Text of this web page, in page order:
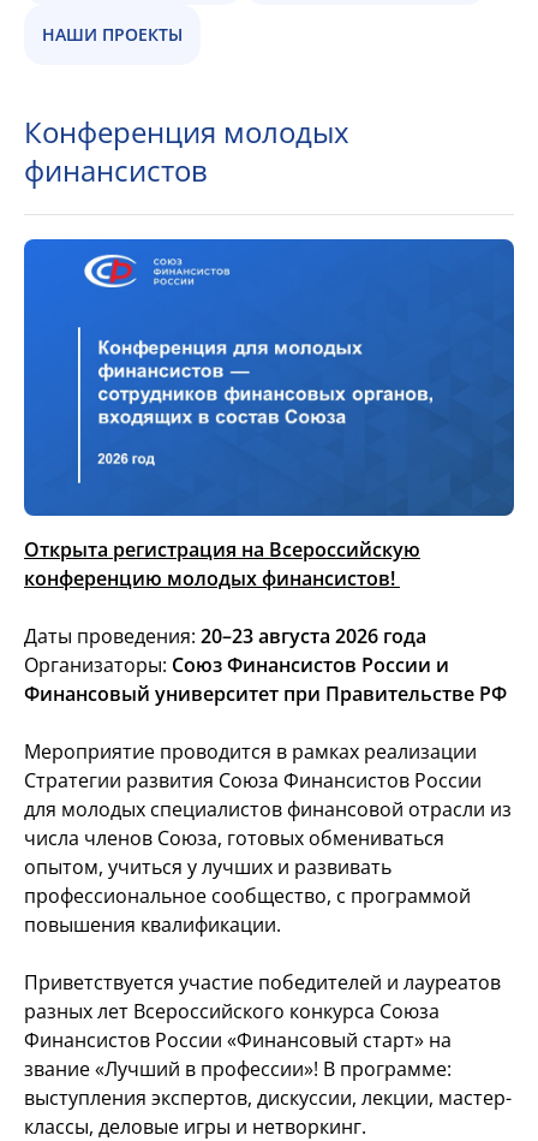
НАШИ ПРОЕКТЫ
Конференция молодых
финансистов
Открыта регистрация на Всероссийскую
конференцию молодых финансистов!
Даты проведения: 20–23 августа 2026 года
Организаторы: Союз Финансистов России и
Финансовый университет при Правительстве РФ
Мероприятие проводится в рамках реализации
Стратегии развития Союза Финансистов России
для молодых специалистов финансовой отрасли из
числа членов Союза, готовых обмениваться
опытом, учиться у лучших и развивать
профессиональное сообщество, с программой
повышения квалификации.
Приветствуется участие победителей и лауреатов
разных лет Всероссийского конкурса Союза
Финансистов России «Финансовый старт» на
звание «Лучший в профессии»! В программе:
выступления экспертов, дискуссии, лекции, мастер-
классы, деловые игры и нетворкинг.